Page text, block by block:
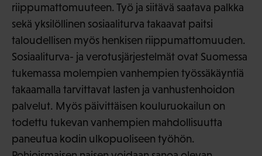
riippumattomuuteen. Työ ja siitävä saatava palkka
sekä yksilöllinen sosiaaliturva takaavat paitsi
taloudellisen myös henkisen riippumattomuuden.
Sosiaaliturva- ja verotusjärjestelmät ovat Suomessa
tukemassa molempien vanhempien työssäkäyntiä
takaamalla tarvittavat lasten ja vanhustenhoidon
palvelut. Myös päivittäisen kouluruokailun on
todettu tukevan vanhempien mahdollisuutta
paneutua kodin ulkopuoliseen työhön.